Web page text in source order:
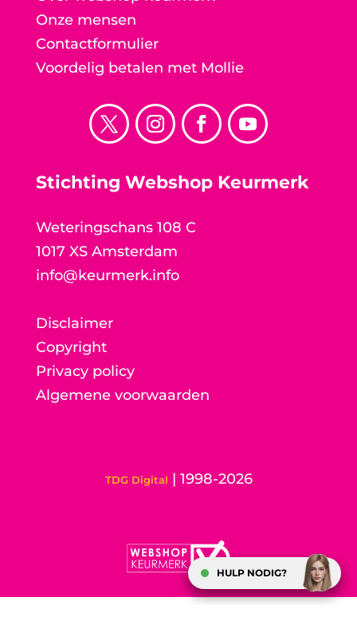
Onze mensen
Contactformulier
Voordelig betalen met Mollie
Stichting Webshop Keurmerk
Weteringschans 108 C
1017 XS Amsterdam
info@keurmerk.info
Disclaimer
Copyright
Privacy policy
Algemene voorwaarden
TDG Digital | 1998-2026
HULP NODIG?